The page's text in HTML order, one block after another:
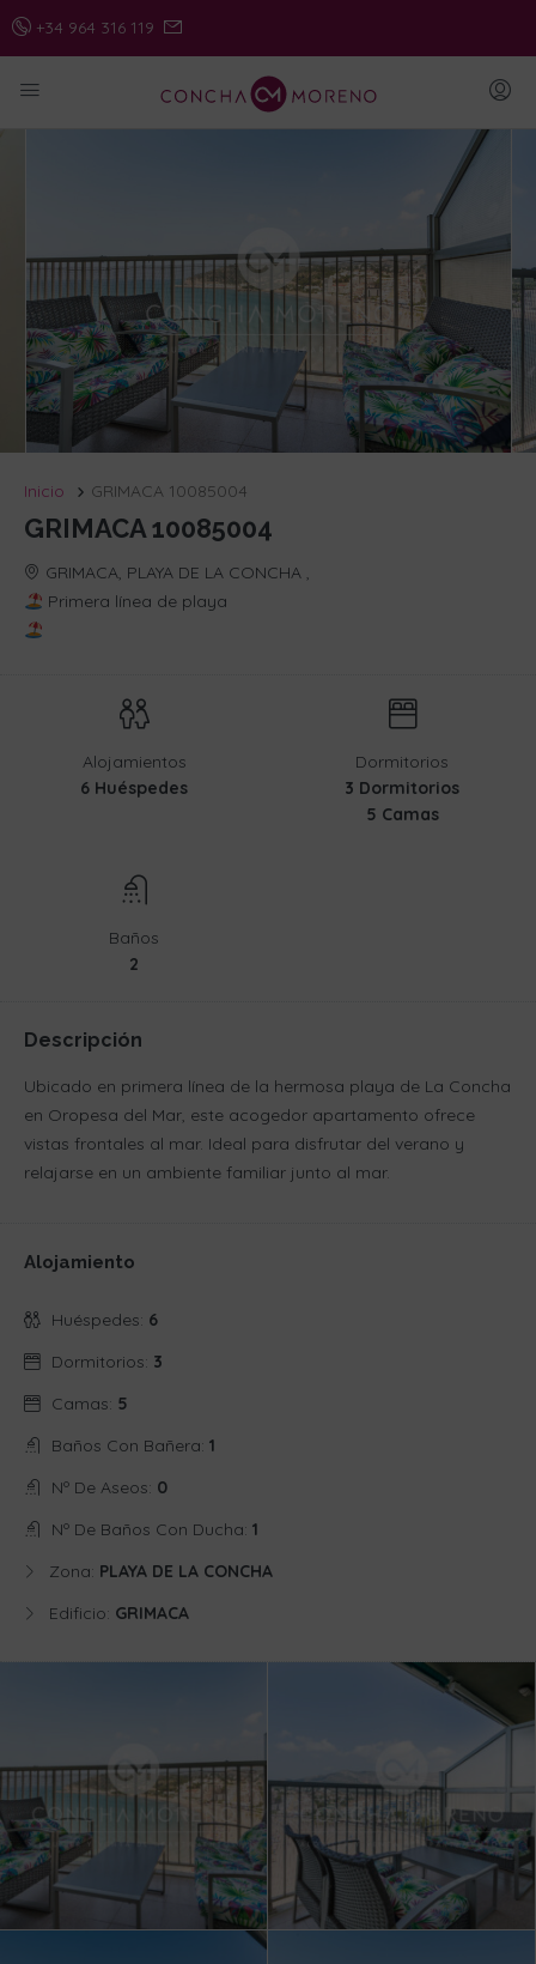
+34 964 316 119
Inicio GRIMACA 10085004
GRIMACA 10085004
GRIMACA, PLAYA DE LA CONCHA ,
Primera línea de playa
Alojamientos
6 Huéspedes
Dormitorios
3 Dormitorios
5 Camas
Baños
2
Descripción
Ubicado en primera línea de la hermosa playa de La Concha
en Oropesa del Mar, este acogedor apartamento ofrece
vistas frontales al mar. Ideal para disfrutar del verano y
relajarse en un ambiente familiar junto al mar.
Alojamiento
Huéspedes: 6
Dormitorios: 3
Camas: 5
Baños Con Bañera: 1
Nº De Aseos: 0
Nº De Baños Con Ducha: 1
Zona: PLAYA DE LA CONCHA
Edificio: GRIMACA